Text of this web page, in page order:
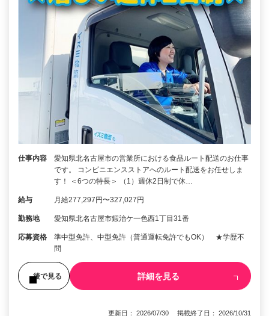
仕事内容
愛知県北名古屋市の営業所における食品ルート配送のお仕事
です。 コンビニエンスストアへのルート配送をお任せしま
す！ ＜6つの特長＞ （1）週休2日制で休…
給与 月給277,297円〜327,027円
勤務地 愛知県北名古屋市鍜治ケ一色西1丁目31番
応募資格
準中型免許、中型免許（普通運転免許でもOK） ★学歴不
問
後で見る 詳細を見る
更新日： 2026/07/30 掲載終了日： 2026/10/31